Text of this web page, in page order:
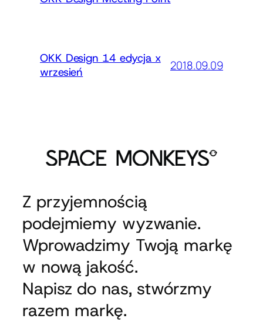
OKK Design 14 edycja x
wrzesień
2018.09.09
Z przyjemnością
podejmiemy wyzwanie.
Wprowadzimy Twoją markę
w nową jakość.
Napisz do nas, stwórzmy
razem markę.